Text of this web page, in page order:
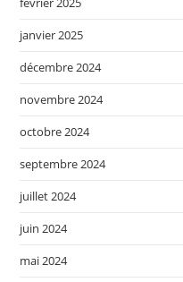
janvier 2025
décembre 2024
novembre 2024
octobre 2024
septembre 2024
juillet 2024
juin 2024
mai 2024